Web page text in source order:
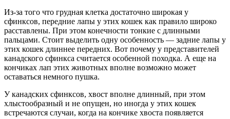
Из-за того что грудная клетка достаточно широкая у
сфинксов, передние лапы у этих кошек как правило широко
расставлены. При этом конечности тонкие с длинными
пальцами. Стоит выделить одну особенность — задние лапы у
этих кошек длиннее передних. Вот почему у представителей
канадского сфинкса считается особенной походка. А еще на
кончиках лап этих животных вполне возможно может
оставаться немного пушка.
У канадских сфинксов, хвост вполне длинный, при этом
хлыстообразный и не опущен, но иногда у этих кошек
встречаются случаи, когда на кончике хвоста появляется